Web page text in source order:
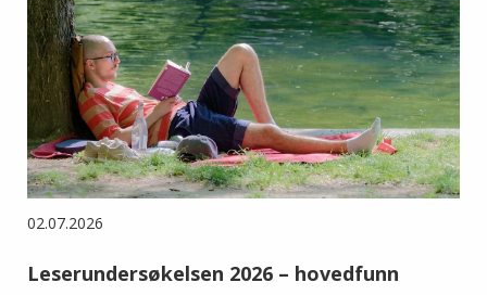
02.07.2026
Leserundersøkelsen 2026 – hovedfunn